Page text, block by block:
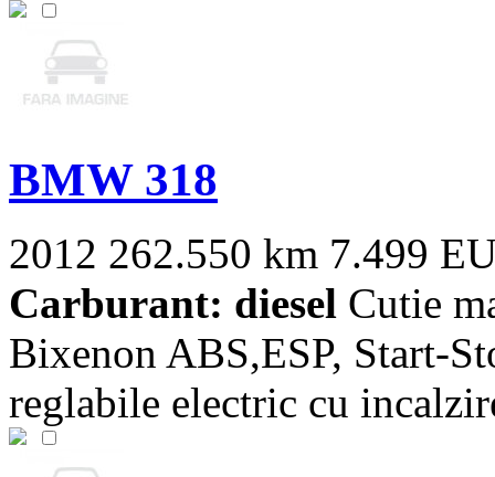
BMW 318
2012 262.550 km 7.499
Carburant: diesel Cutie
Bixenon ABS,ESP, Start-
reglabile electric cu